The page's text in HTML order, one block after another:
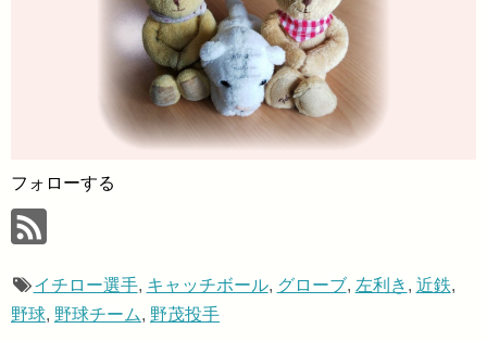
フォローする
イチロー選手, キャッチボール, グローブ, 左利き , 近鉄,
野球, 野球チーム, 野茂投手